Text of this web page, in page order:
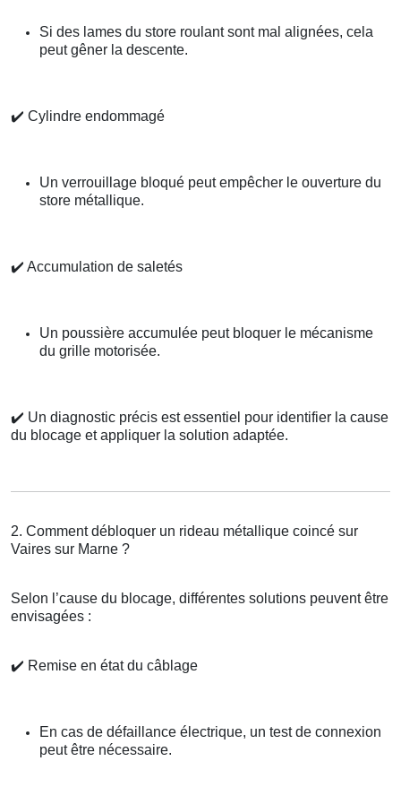
Si des lames du store roulant sont mal alignées, cela
peut gêner la descente.
✔️ Cylindre endommagé
Un verrouillage bloqué peut empêcher le ouverture du
store métallique.
✔️ Accumulation de saletés
Un poussière accumulée peut bloquer le mécanisme
du grille motorisée.
✔️ Un diagnostic précis est essentiel pour identifier la cause
du blocage et appliquer la solution adaptée.
2. Comment débloquer un rideau métallique coincé sur
Vaires sur Marne ?
Selon l’cause du blocage, différentes solutions peuvent être
envisagées :
✔️ Remise en état du câblage
En cas de défaillance électrique, un test de connexion
peut être nécessaire.